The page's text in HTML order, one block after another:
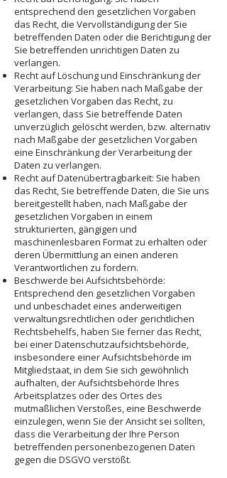
entsprechend den gesetzlichen Vorgaben
das Recht, die Vervollständigung der Sie
betreffenden Daten oder die Berichtigung der
Sie betreffenden unrichtigen Daten zu
verlangen.
Recht auf Löschung und Einschränkung der
Verarbeitung: Sie haben nach Maßgabe der
gesetzlichen Vorgaben das Recht, zu
verlangen, dass Sie betreffende Daten
unverzüglich gelöscht werden, bzw. alternativ
nach Maßgabe der gesetzlichen Vorgaben
eine Einschränkung der Verarbeitung der
Daten zu verlangen.
Recht auf Datenübertragbarkeit: Sie haben
das Recht, Sie betreffende Daten, die Sie uns
bereitgestellt haben, nach Maßgabe der
gesetzlichen Vorgaben in einem
strukturierten, gängigen und
maschinenlesbaren Format zu erhalten oder
deren Übermittlung an einen anderen
Verantwortlichen zu fordern.
Beschwerde bei Aufsichtsbehörde:
Entsprechend den gesetzlichen Vorgaben
und unbeschadet eines anderweitigen
verwaltungsrechtlichen oder gerichtlichen
Rechtsbehelfs, haben Sie ferner das Recht,
bei einer Datenschutzaufsichtsbehörde,
insbesondere einer Aufsichtsbehörde im
Mitgliedstaat, in dem Sie sich gewöhnlich
aufhalten, der Aufsichtsbehörde Ihres
Arbeitsplatzes oder des Ortes des
mutmaßlichen Verstoßes, eine Beschwerde
einzulegen, wenn Sie der Ansicht sei sollten,
dass die Verarbeitung der Ihre Person
betreffenden personenbezogenen Daten
gegen die DSGVO verstößt.